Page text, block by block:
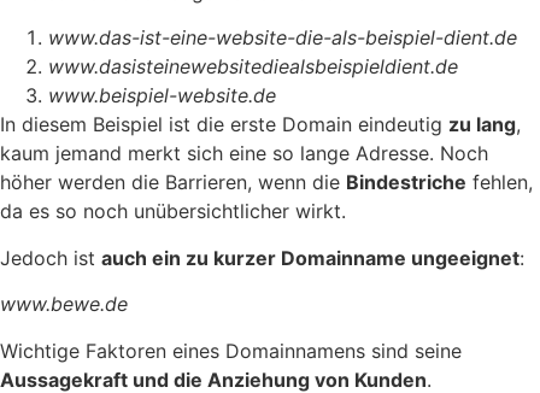
www.das-ist-eine-website-die-als-beispiel-dient.de
www.dasisteinewebsitediealsbeispieldient.de
www.beispiel-website.de
In diesem Beispiel ist die erste Domain eindeutig zu lang,
kaum jemand merkt sich eine so lange Adresse. Noch
höher werden die Barrieren, wenn die Bindestriche fehlen,
da es so noch unübersichtlicher wirkt.
Jedoch ist auch ein zu kurzer Domainname ungeeignet:
www.bewe.de
Wichtige Faktoren eines Domainnamens sind seine
Aussagekraft und die Anziehung von Kunden.